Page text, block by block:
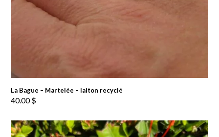
La Bague – Martelée – laiton recyclé
40.00$